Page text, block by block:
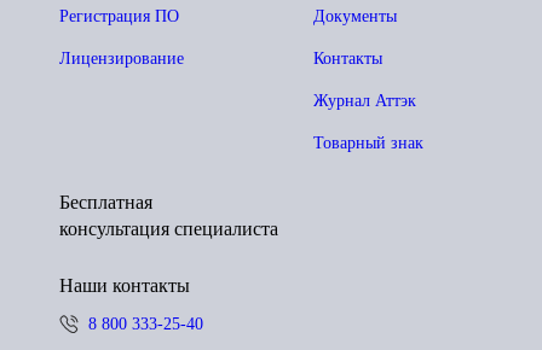
Документы
Контакты
Журнал Аттэк
Товарный знак
Регистрация ПО
Лицензирование
Бесплатная
консультация специалиста
Наши контакты
8 800 333-25-40